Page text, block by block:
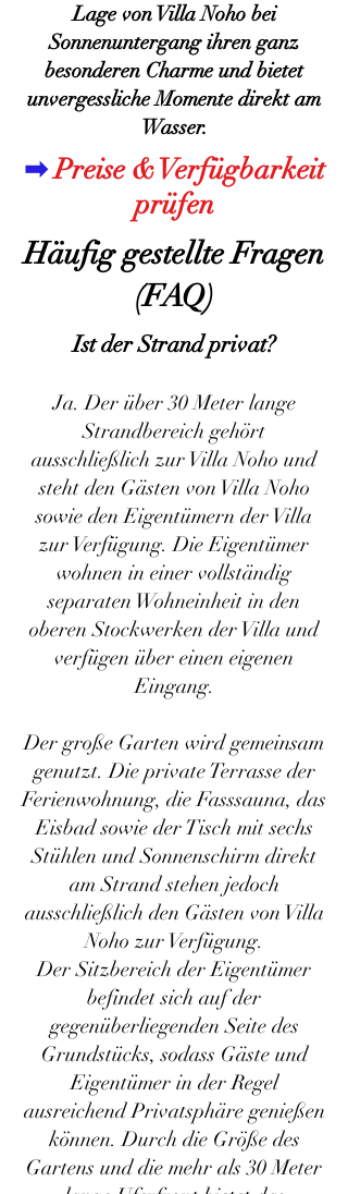
Lage von Villa Noho bei
Sonnenuntergang ihren ganz
besonderen Charme und bietet
unvergessliche Momente direkt am
Wasser.
➡Preise & Verfügbarkeit
prüfen
Häufig gestellte Fragen
(FAQ)
Ist der Strand privat?
Ja. Der über 30 Meter lange
Strandbereich gehört
ausschließlich zur Villa Noho und
steht den Gästen von Villa Noho
sowie den Eigentümern der Villa
zur Verfügung. Die Eigentümer
wohnen in einer vollständig
separaten Wohneinheit in den
oberen Stockwerken der Villa und
verfügen über einen eigenen
Eingang.
Der große Garten wird gemeinsam
genutzt. Die private Terrasse der
Ferienwohnung, die Fasssauna, das
Eisbad sowie der Tisch mit sechs
Stühlen und Sonnenschirm direkt
am Strand stehen jedoch
ausschließlich den Gästen von Villa
Noho zur Verfügung.
Der Sitzbereich der Eigentümer
befindet sich auf der
gegenüberliegenden Seite des
Grundstücks, sodass Gäste und
Eigentümer in der Regel
ausreichend Privatsphäre genießen
können. Durch die Größe des
Gartens und die mehr als 30 Meter